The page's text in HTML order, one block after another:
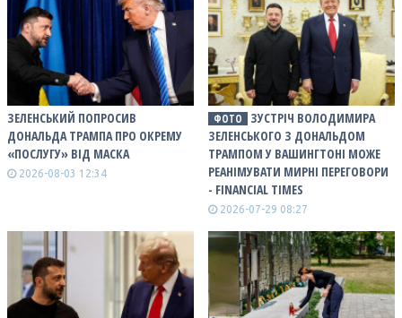
ЗЕЛЕНСЬКИЙ ПОПРОСИВ
ДОНАЛЬДА ТРАМПА ПРО ОКРЕМУ
«ПОСЛУГУ» ВІД МАСКА
2026-08-03 12:34
ФОТО
ЗУСТРІЧ ВОЛОДИМИРА
ЗЕЛЕНСЬКОГО З ДОНАЛЬДОМ
ТРАМПОМ У ВАШИНГТОНІ МОЖЕ
РЕАНІМУВАТИ МИРНІ ПЕРЕГОВОРИ
- FINANCIAL TIMES
2026-07-29 08:27